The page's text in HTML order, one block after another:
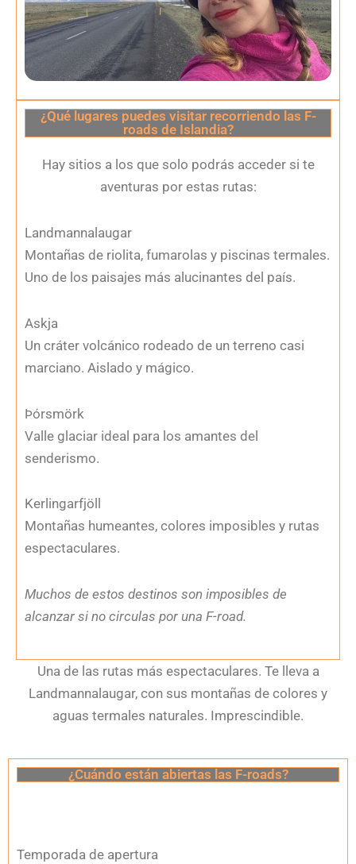
¿Qué lugares puedes visitar recorriendo las F-
roads de Islandia?
Hay sitios a los que solo podrás acceder si te
aventuras por estas rutas:
Landmannalaugar
Montañas de riolita, fumarolas y piscinas termales.
Uno de los paisajes más alucinantes del país.
Askja
Un cráter volcánico rodeado de un terreno casi
marciano. Aislado y mágico.
Þórsmörk
Valle glaciar ideal para los amantes del
senderismo.
Kerlingarfjöll
Montañas humeantes, colores imposibles y rutas
espectaculares.
Muchos de estos destinos son imposibles de
alcanzar si no circulas por una F-road.
Una de las rutas más espectaculares. Te lleva a
Landmannalaugar, con sus montañas de colores y
aguas termales naturales. Imprescindible.
¿Cuándo están abiertas las F-roads?
Temporada de apertura